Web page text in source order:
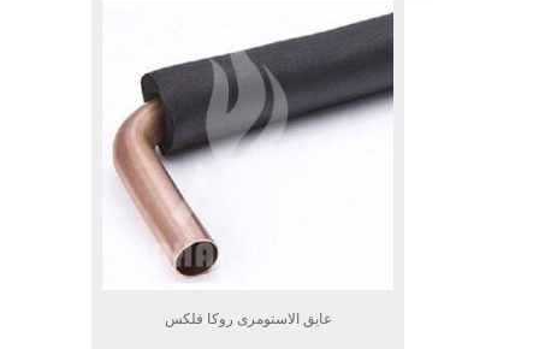
عایق الاستومری روکا فلکس